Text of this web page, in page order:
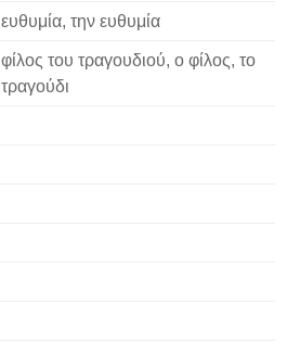
ευθυμία, την ευθυμία
φίλος του τραγουδιού, ο φίλος, το
τραγούδι